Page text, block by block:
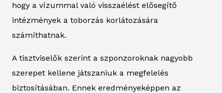
hogy a vízummal való visszaélést elősegítő
intézmények a toborzás korlátozására
számíthatnak.
A tisztviselők szerint a szponzoroknak nagyobb
szerepet kellene játszaniuk a megfelelés
biztosításában. Ennek eredményeképpen az